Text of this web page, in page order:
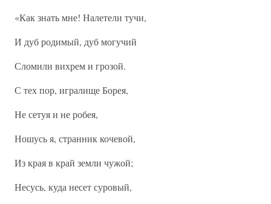
«Как знать мне! Налетели тучи,
И дуб родимый, дуб могучий
Сломили вихрем и грозой.
С тех пор, игралище Борея,
Не сетуя и не робея,
Ношусь я, странник кочевой,
Из края в край земли чужой;
Несусь, куда несет суровый,